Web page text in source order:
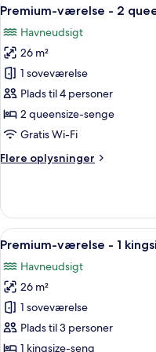
1
seng
(View)
alle
billeder
af
Premium-
værelse
-
2
senge
3
Premium-værelse - 2
Havneudsigt
26 m²
1 soveværelse
Plads til 4 personer
2 queensize-senge
Gratis Wi-Fi
Flere oplysninger
Flere
værelse
2
senge
(View)
Indlæs
alle
billeder
af
Premium-
værelse
-
5
Premium-værelse - 1
Havneudsigt
26 m²
1 soveværelse
Plads til 3 personer
1 kingsize-seng